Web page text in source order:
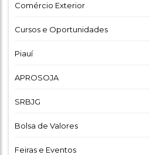
Comércio Exterior
Cursos e Oportunidades
Piauí
APROSOJA
SRBJG
Bolsa de Valores
Feiras e Eventos